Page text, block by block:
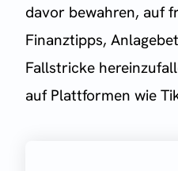
davor bewahren, auf
Finanztipps,
Fallstricke
auf Plattformen wie